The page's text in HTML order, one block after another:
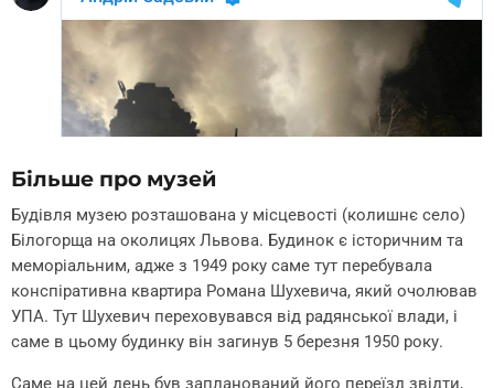
Більше про музей
Будівля музею розташована у місцевості (колишнє село)
Білогорща на околицях Львова. Будинок є історичним та
меморіальним, адже з 1949 року саме тут перебувала
конспіративна квартира Романа Шухевича, який очолював
УПА. Тут Шухевич переховувався від радянської влади, і
саме в цьому будинку він загинув 5 березня 1950 року.
Саме на цей день був запланований його переїзд звідти,